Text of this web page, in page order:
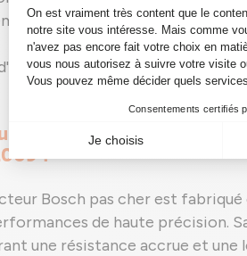
dans le moteur à travers des
écoulée, l'aiguille se
option idéale pour votre
?
Bosch pas cher est
de haute précision.
une résistance accrue et une